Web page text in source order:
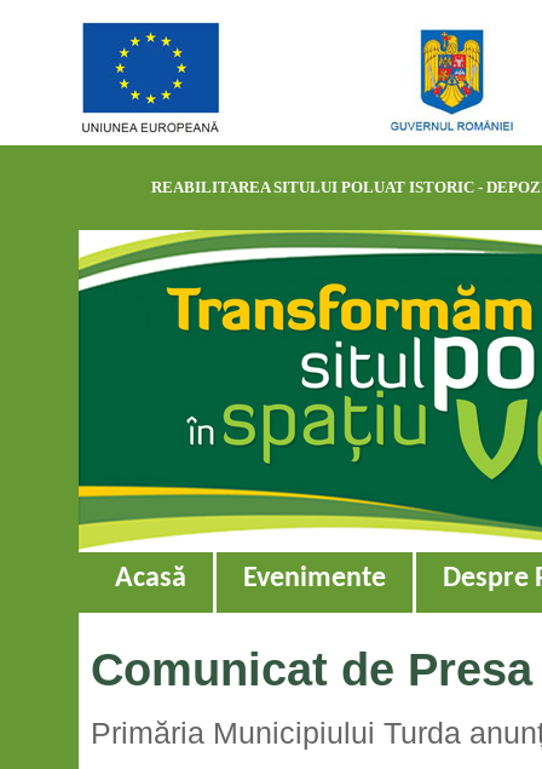
REABILITAREA SITULUI POLUAT ISTORIC -
Acasă Evenimente Despre
Comunicat de Presa
Primăria Municipiului Turda